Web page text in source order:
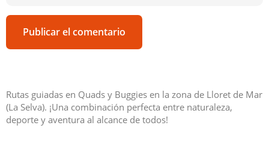
Rutas guiadas en Quads y Buggies en la zona de Lloret de Mar
(La Selva). ¡Una combinación perfecta entre naturaleza,
deporte y aventura al alcance de todos!